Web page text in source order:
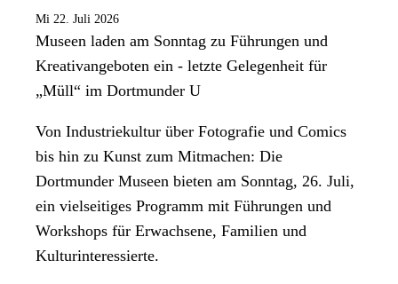
Mi 22. Juli 2026
Museen laden am Sonntag zu Führungen und
Kreativangeboten ein - letzte Gelegenheit für
„Müll“ im Dortmunder U
Von Industriekultur über Fotografie und Comics
bis hin zu Kunst zum Mitmachen: Die
Dortmunder Museen bieten am Sonntag, 26. Juli,
ein vielseitiges Programm mit Führungen und
Workshops für Erwachsene, Familien und
Kulturinteressierte.